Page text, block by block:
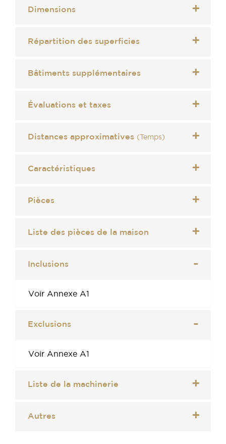
Dimensions
Répartition des superficies
Bâtiments supplémentaires
Évaluations et taxes
Distances approximatives (Temps)
Caractéristiques
Pièces
Liste des pièces de la maison
Inclusions
Voir Annexe A1
Exclusions
Voir Annexe A1
Liste de la machinerie
Autres